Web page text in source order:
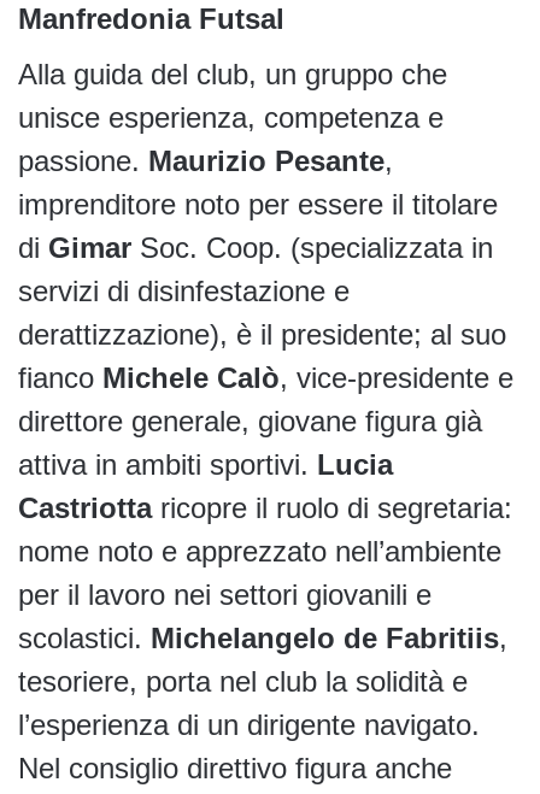
Manfredonia Futsal
Alla guida del club, un gruppo che
unisce esperienza, competenza e
passione. Maurizio Pesante,
imprenditore noto per essere il titolare
di Gimar Soc. Coop. (specializzata in
servizi di disinfestazione e
derattizzazione), è il presidente; al suo
fianco Michele Calò, vice-presidente e
direttore generale, giovane figura già
attiva in ambiti sportivi. Lucia
Castriottaricopre il ruolo di segretaria:
nome noto e apprezzato nell’ambiente
per il lavoro nei settori giovanili e
scolastici. Michelangelo de Fabritiis,
tesoriere, porta nel club la solidità e
l’esperienza di un dirigente navigato.
Nel consiglio direttivo figura anche